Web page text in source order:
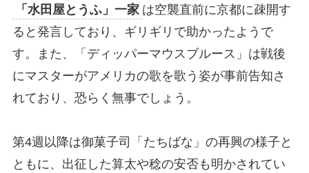
「水田屋とうふ」一家 は空襲直前に京都に疎開す
ると発言しており、ギリギリで助かったようで
す。また、「ディッパーマウスブルース」は戦後
にマスターがアメリカの歌を歌う姿が事前告知さ
れており、恐らく無事でしょう。
第4週以降は御菓子司「たちばな」の再興の様子と
ともに、出征した算太や稔の安否も明かされてい